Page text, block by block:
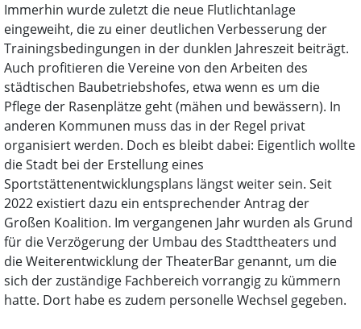
Immerhin wurde zuletzt die neue Flutlichtanlage
eingeweiht, die zu einer deutlichen Verbesserung der
Trainingsbedingungen in der dunklen Jahreszeit beiträgt.
Auch profitieren die Vereine von den Arbeiten des
städtischen Baubetriebshofes, etwa wenn es um die
Pflege der Rasenplätze geht (mähen und bewässern). In
anderen Kommunen muss das in der Regel privat
organisiert werden. Doch es bleibt dabei: Eigentlich wollte
die Stadt bei der Erstellung eines
Sportstättenentwicklungsplans längst weiter sein. Seit
2022 existiert dazu ein entsprechender Antrag der
Großen Koalition. Im vergangenen Jahr wurden als Grund
für die Verzögerung der Umbau des Stadttheaters und
die Weiterentwicklung der TheaterBar genannt, um die
sich der zuständige Fachbereich vorrangig zu kümmern
hatte. Dort habe es zudem personelle Wechsel gegeben.